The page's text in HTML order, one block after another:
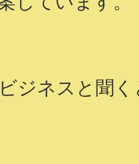
ジネスと聞